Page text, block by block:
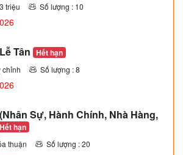
triệu Số lượng : 10
Tân Hết hạn
chỉnh Số lượng : 8
Sự, Hành Chính, Nhà Hàng,
Hết hạn
thuận Số lượng : 20